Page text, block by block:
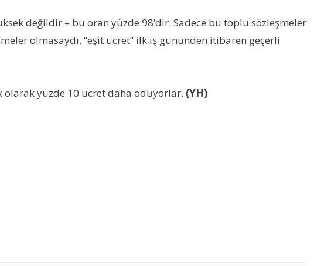
değildir – bu oran yüzde 98’dir. Sadece bu toplu sözleşmeler
olmasaydı, “eşit ücret” ilk iş gününden itibaren geçerli
olarak yüzde 10 ücret daha ödüyorlar. (YH)